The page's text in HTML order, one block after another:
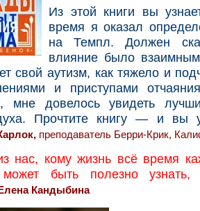
Из этой книги вы
время я оказал
на Темпл. Должен
влияние было
свой аутизм, как тяжело и
и приступами
мне довелось увидеть
духа. Прочтите книгу — и вы
преподаватель Берри-Крик,
нас, кому жизнь всё время
может быть полезно
Кандыбина